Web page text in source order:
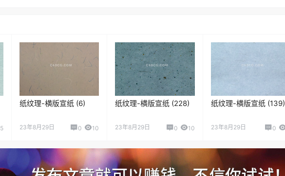
5
纸纹理-横版宣纸 (6)
23年8月29日 0 10
纸纹理-横版宣纸 (228)
23年8月29日 0 10
纸纹理-横版宣纸 (139)
23年8月29日 0